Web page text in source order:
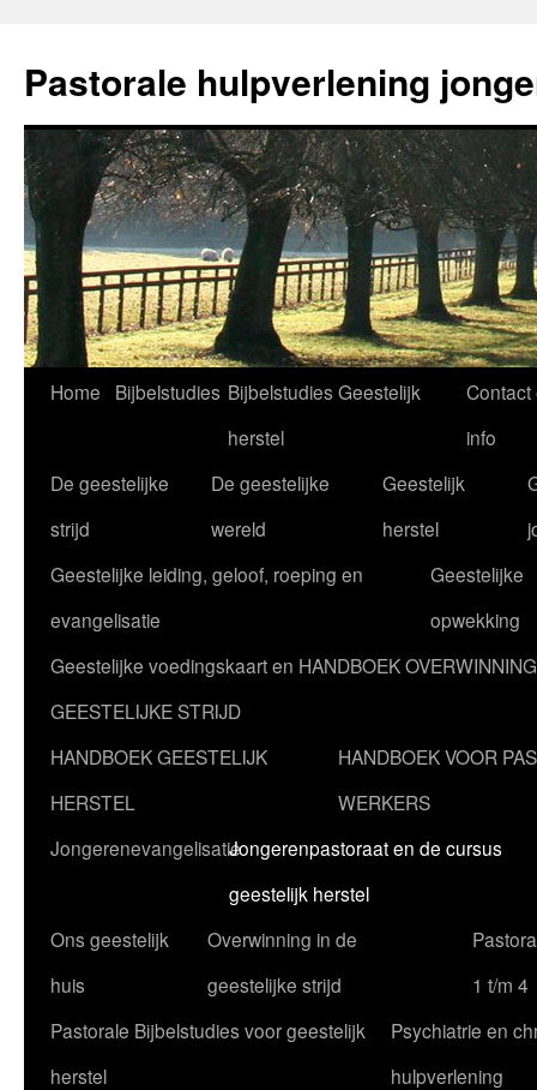
de
inhoud
Pastorale hulpverlening
Home Bijbelstudies Bijbelstudies Geestelijk
herstel
Contact
info
De geestelijke
strijd
De geestelijke
wereld
Geestelijk
herstel
Geestelijke leiding, geloof, roeping en
evangelisatie
Geestelijke
opwekking
Geestelijke voedingskaart en HANDBOEK
GEESTELIJKE STRIJD
HANDBOEK GEESTELIJK
HERSTEL
HANDBOEK VOOR
WERKERS
JongerenevangelisatieJongerenpastoraat en de cursus
geestelijk herstel
Ons geestelijk
huis
Overwinning in de
geestelijke strijd
1 t/m 4
Pastorale Bijbelstudies voor geestelijk
herstel
Psychiatrie en
hulpverlening